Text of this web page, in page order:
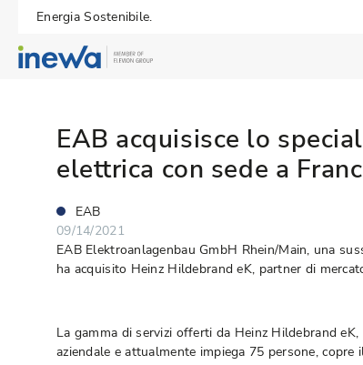
Energia Sostenibile.
EAB acquisisce lo
elettrica con sede a
EAB
09/14/2021
EAB Elektroanlagenbau GmbH Rhein/Main, una
ha acquisito Heinz Hildebrand eK, partner di
La gamma di servizi offerti da Heinz Hildebrand
aziendale e attualmente impiega 75 persone,